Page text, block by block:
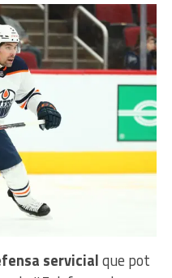
servicialque pot